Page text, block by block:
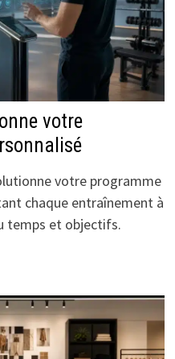
votre
votre programme
chaque entraînement à
temps et objectifs.